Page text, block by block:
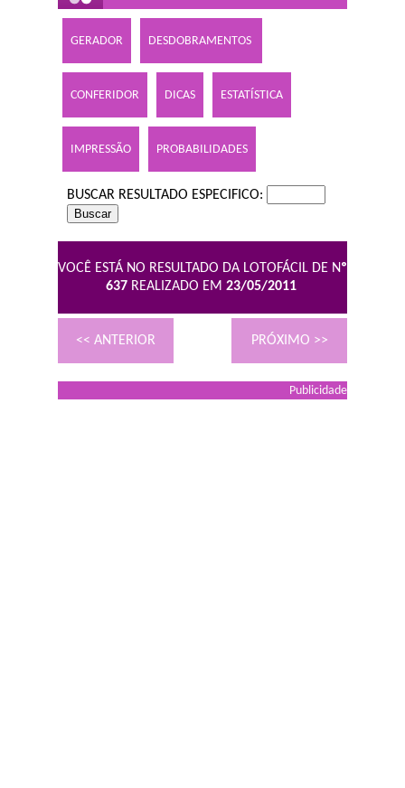
GERADOR DESDOBRAMENTOS
CONFERIDOR DICAS ESTATÍSTICA
IMPRESSÃO PROBABILIDADES
BUSCAR RESULTADO ESPECIFICO:
VOCÊ ESTÁ NO RESULTADO DA LOTOFÁCIL DE Nº
637 REALIZADO EM 23/05/2011
<< ANTERIOR PRÓXIMO >>
Publicidade